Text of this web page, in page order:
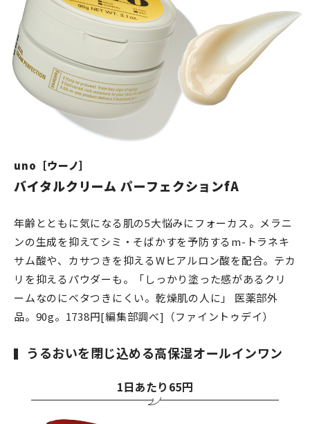
uno［ウーノ］
バイタルクリーム パーフェクションfA
年齢とともに気になる肌の5大悩みにフォーカス。メラニ
ンの生成を抑えてシミ・そばかすを予防するm-トラネキ
サム酸や、カサつきを抑えるWヒアルロン酸を配合。テカ
リを抑えるパウダーも。「しっかり塗った感があるクリ
ームなのにベタつきにくい。乾燥肌の人に」 医薬部外
品。90g。1738円[編集部調べ]（ファイントゥデイ）
うるおいを閉じ込める高保湿オールインワン
1日あたり65円